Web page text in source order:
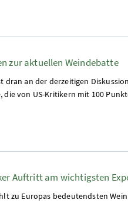
zur aktuellen Weindebatte
dran an der derzeitigen
die von US-Kritikern mit 100
Auftritt am wichtigsten
zu Europas bedeutendsten